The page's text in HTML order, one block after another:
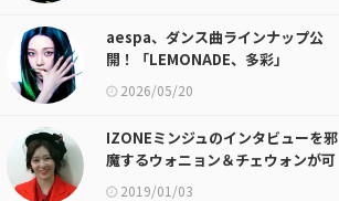
aespa、ダンス曲ラインナップ公
開！「LEMONADE、多彩」
2026/05/20
IZONEミンジュのインタビューを邪
魔するウォニョン＆チェウォンが可
愛い件w
2019/01/03